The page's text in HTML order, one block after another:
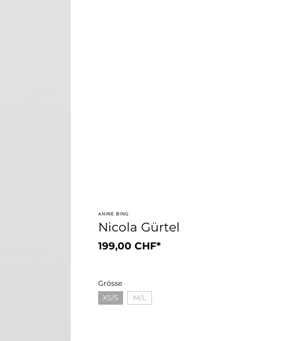
Nicola Gürtel
199,00 CHF*
Grösse
XS/S
M/L